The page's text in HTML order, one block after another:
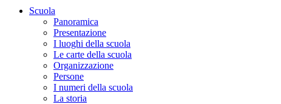
Scuola
Panoramica
Presentazione
I luoghi della scuola
Le carte della scuola
Organizzazione
Persone
I numeri della scuola
La storia